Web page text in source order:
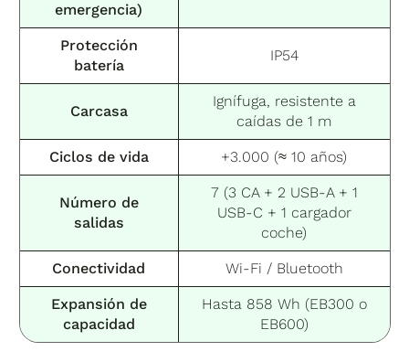
emergencia)
Protección
batería
IP54
Carcasa
Ignífuga, resistente a
caídas de 1 m
Ciclos de vida +3.000 (≈ 10 años)
Número de
salidas
7 (3 CA + 2 USB-A + 1
USB-C + 1 cargador
coche)
Conectividad Wi-Fi / Bluetooth
Expansión de
capacidad
Hasta 858 Wh (EB300 o
EB600)